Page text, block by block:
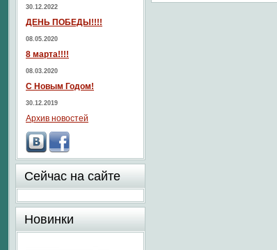
30.12.2022
ДЕНЬ ПОБЕДЫ!!!!
08.05.2020
8 марта!!!!
08.03.2020
С Новым Годом!
30.12.2019
Архив новостей
Сейчас на сайте
Новинки